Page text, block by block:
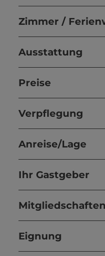
Zimmer /
Ausstattung
Preise
Verpflegung
Anreise/Lage
Ihr Gastgeber
Mitgliedschaften
Eignung